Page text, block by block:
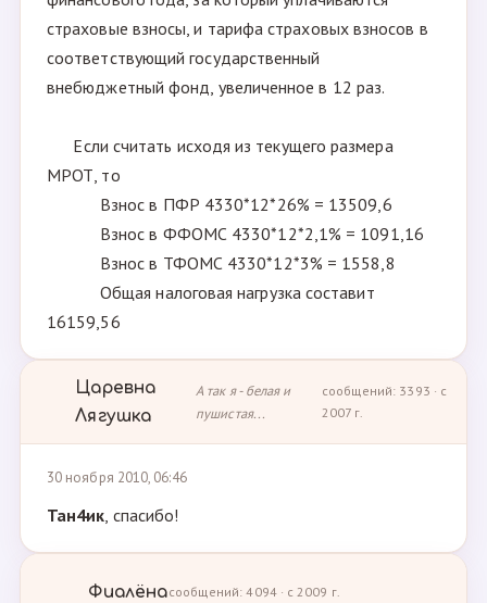
страховые взносы, и тарифа страховых взносов в
соответствующий государственный
внебюджетный фонд, увеличенное в 12 раз.
Если считать исходя из текущего размера
МРОТ, то
Взнос в ПФР 4330*12*26% = 13509,6
Взнос в ФФОМС 4330*12*2,1% = 1091,16
Взнос в ТФОМС 4330*12*3% = 1558,8
Общая налоговая нагрузка составит
16159,56
Царевна
Лягушка
А так я - белая и
пушистая...
сообщений: 3393 · с
2007 г.
30 ноября 2010, 06:46
Тан4ик, спасибо!
Фиалёнасообщений: 4094 · с 2009 г.